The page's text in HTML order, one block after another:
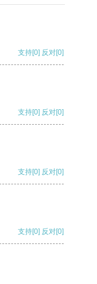
支持[0] 反对[0]
支持[0] 反对[0]
支持[0] 反对[0]
支持[0] 反对[0]